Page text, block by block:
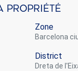
propriété
Zone
Barcelona
District
Dreta de
sur le site Web et
de navigation de